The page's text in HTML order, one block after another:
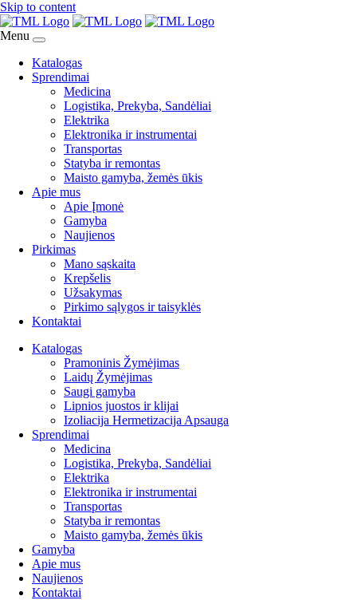
Skip to content
Menu
Katalogas
Sprendimai
Medicina
Logistika, Prekyba, Sandėliai
Elektrika
Elektronika ir instrumentai
Transportas
Statyba ir remontas
Maisto gamyba, žemės ūkis
Apie mus
Apie Įmonė
Gamyba
Naujienos
Pirkimas
Mano sąskaita
Krepšelis
Užsakymas
Pirkimo sąlygos ir taisyklės
Kontaktai
Katalogas
Pramoninis Žymėjimas
Laidų Žymėjimas
Saugi gamyba
Lipnios juostos ir klijai
Izoliacija Hermetizacija Apsauga
Sprendimai
Medicina
Logistika, Prekyba, Sandėliai
Elektrika
Elektronika ir instrumentai
Transportas
Statyba ir remontas
Maisto gamyba, žemės ūkis
Gamyba
Apie mus
Naujienos
Kontaktai